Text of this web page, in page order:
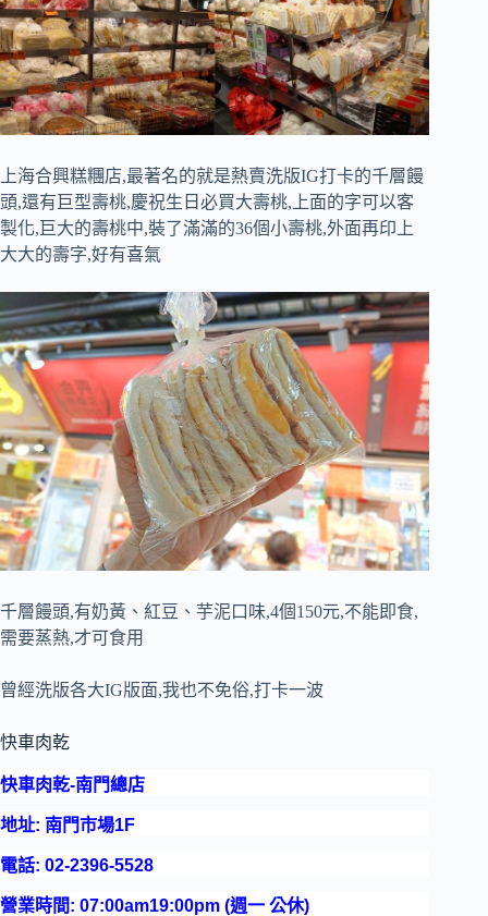
上海合興糕糰店,最著名的就是熱賣洗版IG打卡的千層饅
頭,還有巨型壽桃,慶祝生日必買大壽桃,上面的字可以客
製化,巨大的壽桃中,裝了滿滿的36個小壽桃,外面再印上
大大的壽字,好有喜氣
千層饅頭,有奶黃、紅豆、芋泥口味,4個150元,不能即食,
需要蒸熱,才可食用
曾經洗版各大IG版面,我也不免俗,打卡一波
快車肉乾
快車肉乾-南門總店
地址: 南門市場1F
電話: 02-2396-5528
營業時間: 07:00am19:00pm (週一 公休)